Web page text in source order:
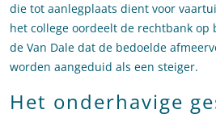
die tot aanlegplaats dient voor
het college oordeelt de rechtbank
de Van Dale dat de bedoelde
worden aangeduid als een steiger.
Het onderhavige